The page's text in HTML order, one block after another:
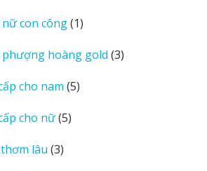
phẩm
con công 11
phẩm
hoàng gold 33
cho nam 55
cho nữ 55
lâu 33